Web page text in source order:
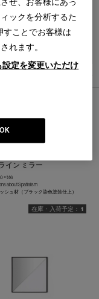
件あります
イン ミラー
× t46
about Spatialism
シュ材（ブラック染色塗装仕上）
1
ックを分析するた
すことでお客様は
れます。
設定を変更いただけ
OK